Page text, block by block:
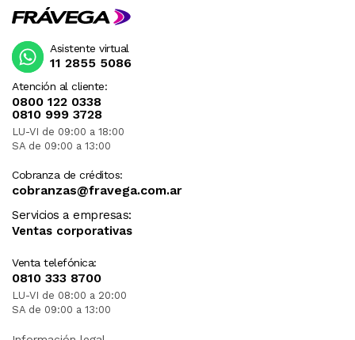
Atención al cliente:
0800 122 0338
0810 999 3728
LU-VI de 09:00 a 18:00
SA de 09:00 a 13:00
Cobranza de créditos:
cobranzas@fravega.com.ar
Servicios a empresas:
Ventas corporativas
Venta telefónica:
0810 333 8700
LU-VI de 08:00 a 20:00
SA de 09:00 a 13:00
Asistente virtual
11 2855 5086